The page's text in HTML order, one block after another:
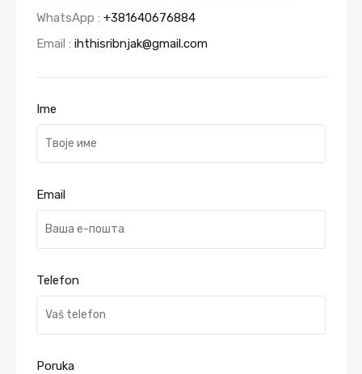
WhatsApp : +381640676884
Email : ihthisribnjak@gmail.com
Ime
Email
Telefon
Poruka